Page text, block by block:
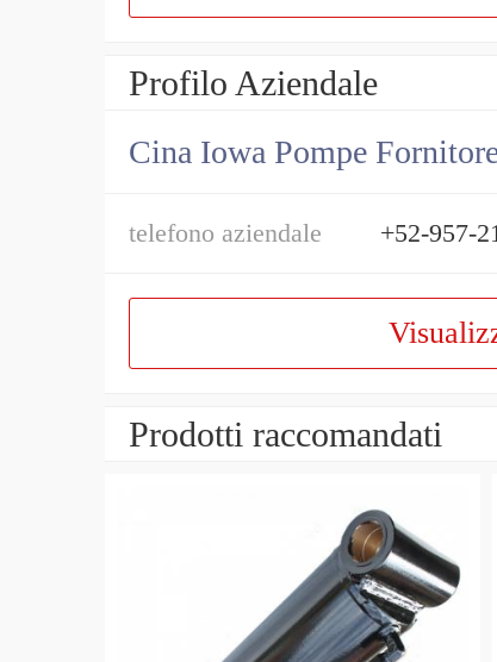
Profilo Aziendale
Cina Iowa Pompe
telefono aziendale +52-957-
Prodotti raccomandati